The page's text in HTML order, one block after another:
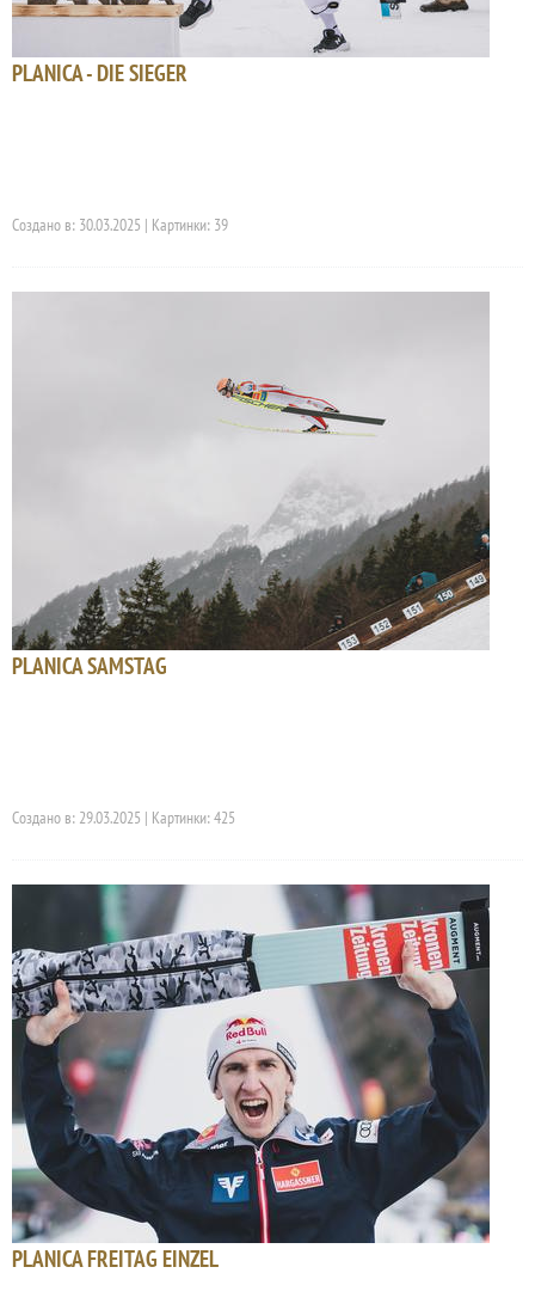
PLANICA - DIE SIEGER
Создано в: 30.03.2025 | Картинки: 39
PLANICA SAMSTAG
Создано в: 29.03.2025 | Картинки: 425
PLANICA FREITAG EINZEL